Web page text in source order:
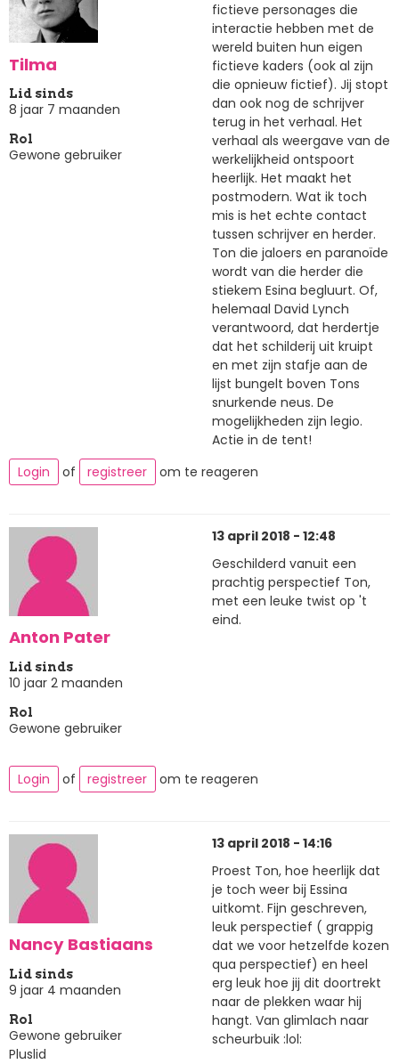
Tilma
Lid sinds
8 jaar 7 maanden
Rol
Gewone gebruiker
fictieve personages die
interactie hebben met de
wereld buiten hun eigen
fictieve kaders (ook al zijn
die opnieuw fictief). Jij stopt
dan ook nog de schrijver
terug in het verhaal. Het
verhaal als weergave van de
werkelijkheid ontspoort
heerlijk. Het maakt het
postmodern. Wat ik toch
mis is het echte contact
tussen schrijver en herder.
Ton die jaloers en paranoïde
wordt van die herder die
stiekem Esina begluurt. Of,
helemaal David Lynch
verantwoord, dat herdertje
dat het schilderij uit kruipt
en met zijn stafje aan de
lijst bungelt boven Tons
snurkende neus. De
mogelijkheden zijn legio.
Actie in de tent!
Login
of registreer om te reageren
Anton Pater
Lid sinds
10 jaar 2 maanden
Rol
Gewone gebruiker
13 april 2018 - 12:48
Geschilderd vanuit een
prachtig perspectief Ton,
met een leuke twist op 't
eind.
Login of registreer om te reageren
Nancy Bastiaans
Lid sinds
9 jaar 4 maanden
Rol
Gewone gebruiker
Pluslid
13 april 2018 - 14:16
Proest Ton, hoe heerlijk dat
je toch weer bij Essina
uitkomt. Fijn geschreven,
leuk perspectief ( grappig
dat we voor hetzelfde kozen
qua perspectief) en heel
erg leuk hoe jij dit doortrekt
naar de plekken waar hij
hangt. Van glimlach naar
scheurbuik :lol: